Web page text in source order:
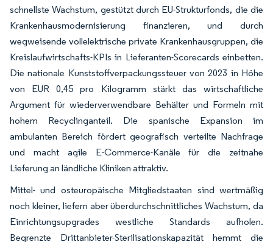
schnellste Wachstum, gestützt durch EU-Strukturfonds, die die
Krankenhausmodernisierung finanzieren, und durch
wegweisende vollelektrische private Krankenhausgruppen, die
Kreislaufwirtschafts-KPIs in Lieferanten-Scorecards einbetten.
Die nationale Kunststoffverpackungssteuer von 2023 in Höhe
von EUR 0,45 pro Kilogramm stärkt das wirtschaftliche
Argument für wiederverwendbare Behälter und Formeln mit
hohem Recyclinganteil. Die spanische Expansion im
ambulanten Bereich fördert geografisch verteilte Nachfrage
und macht agile E-Commerce-Kanäle für die zeitnahe
Lieferung an ländliche Kliniken attraktiv.
Mittel- und osteuropäische Mitgliedstaaten sind wertmäßig
noch kleiner, liefern aber überdurchschnittliches Wachstum, da
Einrichtungsupgrades westliche Standards aufholen.
Begrenzte Drittanbieter-Sterilisationskapazität hemmt die